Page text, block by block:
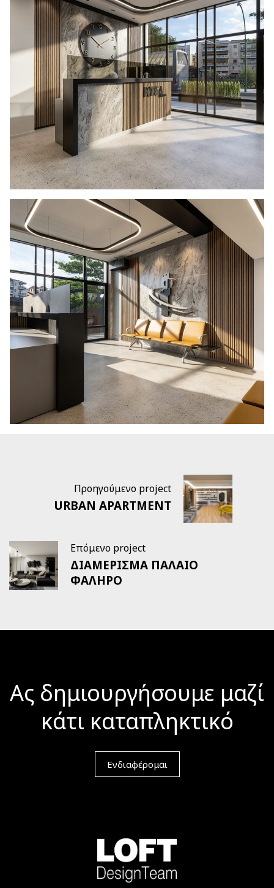
Προηγούμενο project
URBAN APARTMENT
Επόμενο project
ΔΙΑΜΕΡΙΣΜΑ ΠΑΛΑΙΟ
ΦΑΛΗΡΟ
Ας δημιουργήσουμε μαζί
κάτι καταπληκτικό
Ενδιαφέρομαι